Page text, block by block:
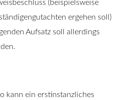
(beispielsweise
ergehen soll)
Aufsatz soll allerdings
kann ein erstinstanzliches